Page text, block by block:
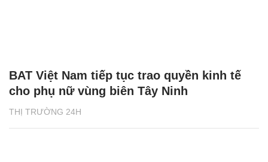
THỊ TRƯỜNG 24H
BAT Việt Nam tiếp tục trao quyền kinh tế
cho phụ nữ vùng biên Tây Ninh